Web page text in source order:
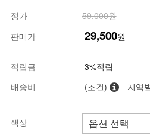
정가
59,000원
판매가
29,500원
적립금
3%적립
배송비
(조건) 지역
색상